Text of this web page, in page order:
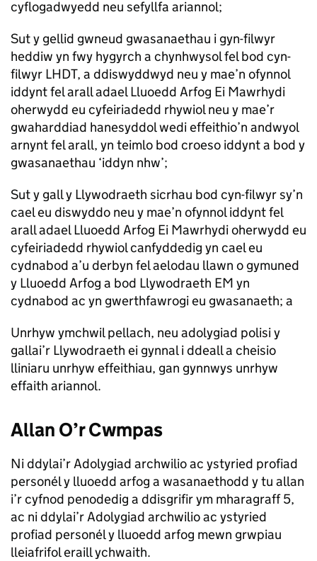
cyflogadwyedd neu sefyllfa ariannol;
Sut y gellid gwneud gwasanaethau i gyn-filwyr
heddiw yn fwy hygyrch a chynhwysol fel bod cyn-
filwyr LHDT, a ddiswyddwyd neu y mae’n ofynnol
iddynt fel arall adael Lluoedd Arfog Ei Mawrhydi
oherwydd eu cyfeiriadedd rhywiol neu y mae’r
gwaharddiad hanesyddol wedi effeithio’n andwyol
arnynt fel arall, yn teimlo bod croeso iddynt a bod y
gwasanaethau ‘iddyn nhw’;
Sut y gall y Llywodraeth sicrhau bod cyn-filwyr sy’n
cael eu diswyddo neu y mae’n ofynnol iddynt fel
arall adael Lluoedd Arfog Ei Mawrhydi oherwydd eu
cyfeiriadedd rhywiol canfyddedig yn cael eu
cydnabod a’u derbyn fel aelodau llawn o gymuned
y Lluoedd Arfog a bod Llywodraeth EM yn
cydnabod ac yn gwerthfawrogi eu gwasanaeth; a
Unrhyw ymchwil pellach, neu adolygiad polisi y
gallai’r Llywodraeth ei gynnal i ddeall a cheisio
lliniaru unrhyw effeithiau, gan gynnwys unrhyw
effaith ariannol.
Allan O’r Cwmpas
Ni ddylai’r Adolygiad archwilio ac ystyried profiad
personél y lluoedd arfog a wasanaethodd y tu allan
i’r cyfnod penodedig a ddisgrifir ym mharagraff 5,
ac ni ddylai’r Adolygiad archwilio ac ystyried
profiad personél y lluoedd arfog mewn grwpiau
lleiafrifol eraill ychwaith.